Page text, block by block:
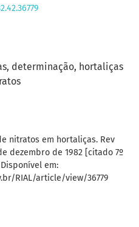
determinação hortaliças
nitratos em hortaliças. Rev
dezembro de 1982 [citado 7º
em:
RIAL/article/view/36779